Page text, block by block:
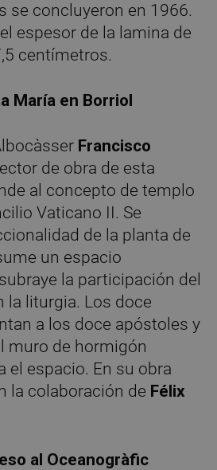
se concluyeron en 1966.
espesor de la lamina de
centímetros.
María en Borriol
Francisco
de obra de esta
al concepto de templo
Vaticano II. Se
de la planta de
un espacio
la participación del
la liturgia. Los doce
a los doce apóstoles y
muro de hormigón
el espacio. En su obra
la colaboración de Félix
al Oceanogràfic